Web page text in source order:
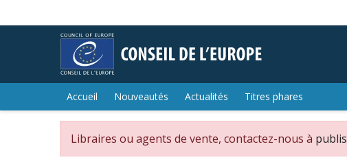
Accueil Nouveautés Actualités Titres phares
Libraires ou agents de vente, contactez-nous à